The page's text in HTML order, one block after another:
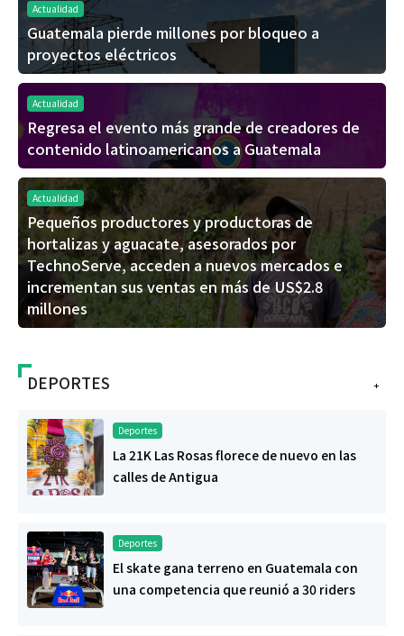
Actualidad
Guatemala pierde millones por bloqueo a
proyectos eléctricos
Actualidad
Regresa el evento más grande de creadores de
contenido latinoamericanos a Guatemala
Actualidad
Pequeños productores y productoras de
hortalizas y aguacate, asesorados por
TechnoServe, acceden a nuevos mercados e
incrementan sus ventas en más de US$2.8
millones
+
DEPORTES
Deportes
La 21K Las Rosas florece de nuevo en las
calles de Antigua
Deportes
El skate gana terreno en Guatemala con
una competencia que reunió a 30 riders